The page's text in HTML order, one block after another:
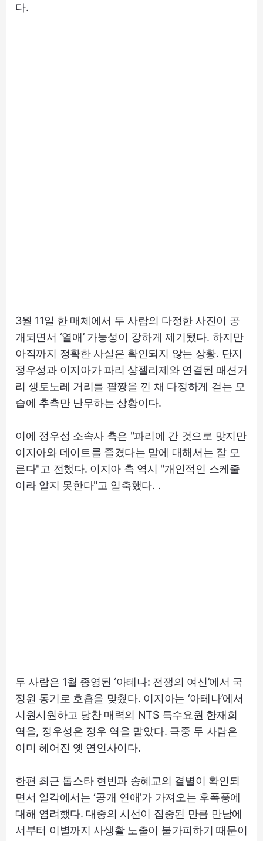
다.
3월 11일 한 매체에서 두 사람의 다정한 사진이 공
개되면서 ‘열애’ 가능성이 강하게 제기됐다. 하지만
아직까지 정확한 사실은 확인되지 않는 상황. 단지
정우성과 이지아가 파리 샹젤리제와 연결된 패션거
리 생토노레 거리를 팔짱을 낀 채 다정하게 걷는 모
습에 추측만 난무하는 상황이다.
이에 정우성 소속사 측은 "파리에 간 것으로 맞지만
이지아와 데이트를 즐겼다는 말에 대해서는 잘 모
른다"고 전했다. 이지아 측 역시 "개인적인 스케줄
이라 알지 못한다"고 일축했다. .
두 사람은 1월 종영된 ‘아테나: 전쟁의 여신’에서 국
정원 동기로 호흡을 맞췄다. 이지아는 ‘아테나’에서
시원시원하고 당찬 매력의 NTS 특수요원 한재희
역을, 정우성은 정우 역을 맡았다. 극중 두 사람은
이미 헤어진 옛 연인사이다.
한편 최근 톱스타 현빈과 송혜교의 결별이 확인되
면서 일각에서는 ‘공개 연애’가 가져오는 후폭풍에
대해 염려했다. 대중의 시선이 집중된 만큼 만남에
서부터 이별까지 사생활 노출이 불가피하기 때문이